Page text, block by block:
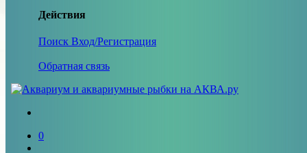
Действия
Поиск Вход/Регистрация
Обратная связь
0